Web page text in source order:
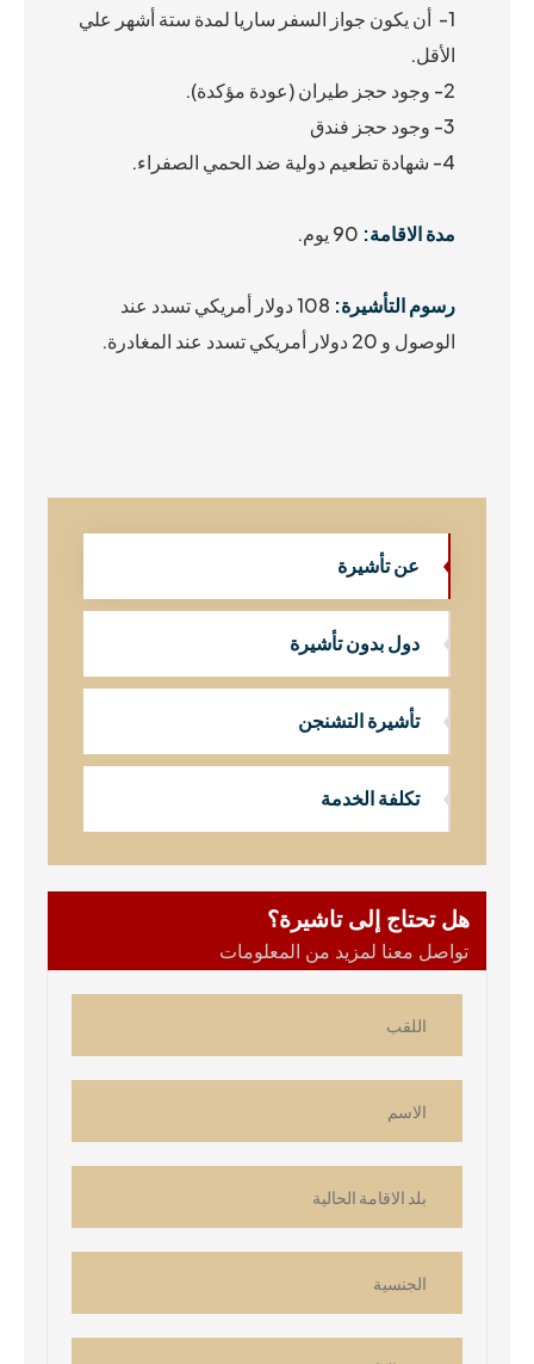
1- أن يكون جواز السفر ساريا لمدة ستة أشهر علي
الأقل.
2- وجود حجز طيران (عودة مؤكدة).
3- وجود حجز فندق
4- شهادة تطعيم دولية ضد الحمي الصفراء.
مدة الاقامة: 90 يوم.
رسوم التأشيرة:
108 دولار أمريكي تسدد عند
الوصول و 20 دولار أمريكي تسدد عند المغادرة.
عن تأشيرة
دول بدون تأشيرة
تأشيرة التشنجن
تكلفة الخدمة
هل تحتاج إلى تاشيرة؟
تواصل معنا لمزيد من المعلومات